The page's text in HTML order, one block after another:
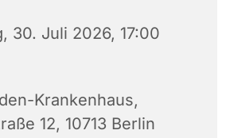
30. Juli 2026, 17:00
Krankenhaus,
12, 10713 Berlin